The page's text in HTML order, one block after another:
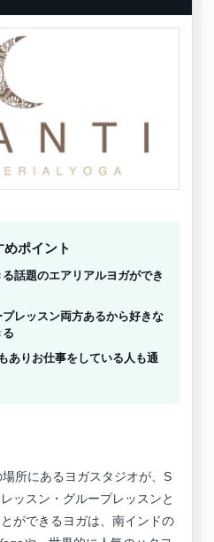
めポイント
話題のエアリアルヨガができ
レッスン両方あるから好きな
ありお仕事をしている人も通
所にあるヨガスタジオが、S
ッスン・グループレッスンと
ができるヨガは、南インドの